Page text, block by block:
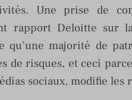
Une prise de
rapport Deloitte sur
qu’une majorité de
de risques, et ceci
sociaux, modifie les